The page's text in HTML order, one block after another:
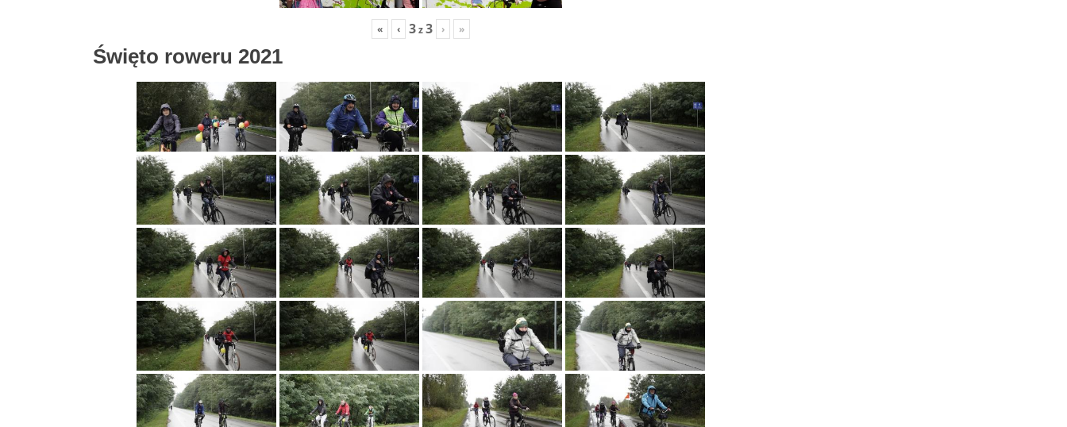
« ‹ 3z3 › »
Święto roweru 2021